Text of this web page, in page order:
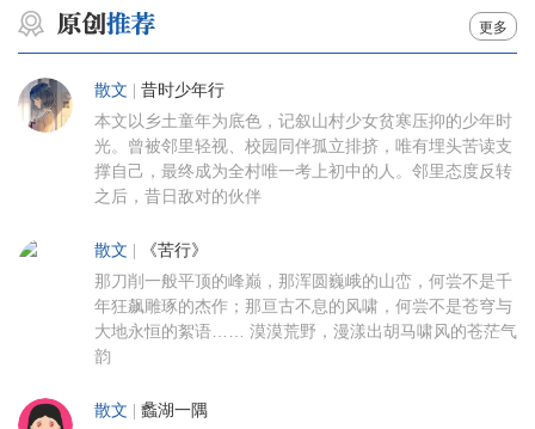
更多
散文 昔时少年行
本文以乡土童年为底色，记叙山村少女贫寒压抑的少年时
光。曾被邻里轻视、校园同伴孤立排挤，唯有埋头苦读支
撑自己，最终成为全村唯一考上初中的人。邻里态度反转
之后，昔日敌对的伙伴
散文 《苦行》
那刀削一般平顶的峰巅，那浑圆巍峨的山峦，何尝不是千
年狂飙雕琢的杰作；那亘古不息的风啸，何尝不是苍穹与
大地永恒的絮语…… 漠漠荒野，漫漾出胡马啸风的苍茫气
韵
散文 蠡湖一隅